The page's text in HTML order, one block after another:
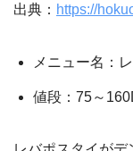
出典： https://
メニュー名：
値段：75～